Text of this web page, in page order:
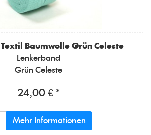
Textil Baumwolle Grün Celeste
Lenkerband
Grün Celeste
24,00 € *
Mehr Informationen